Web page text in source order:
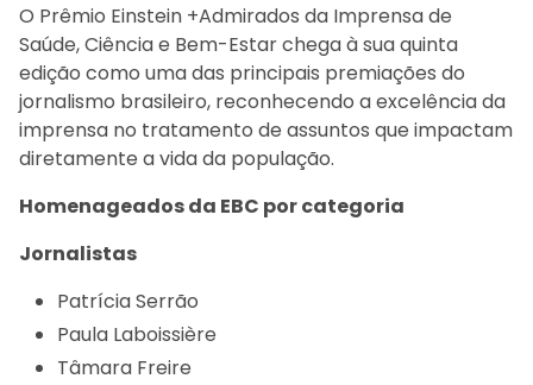
O Prêmio Einstein +Admirados da Imprensa de
Saúde, Ciência e Bem-Estar chega à sua quinta
edição como uma das principais premiações do
jornalismo brasileiro, reconhecendo a excelência da
imprensa no tratamento de assuntos que impactam
diretamente a vida da população.
Homenageados da EBC por categoria
Jornalistas
Patrícia Serrão
Paula Laboissière
Tâmara Freire